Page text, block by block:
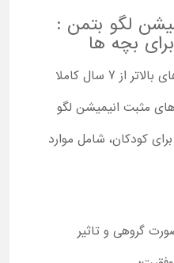
لگو بتمن :
برای بچه ها
تماشا این کارتون برای بچه‌های بالاتر از 7 سال کاملا
مثبت انیمیشن لگو
کودکان، شامل موارد
گروهی و تاثیر